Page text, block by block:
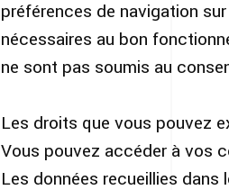
préférences de navigation
nécessaires au bon
ne sont pas soumis au
Les droits que vous pouvez
Vous pouvez accéder à vos
Les données recueillies